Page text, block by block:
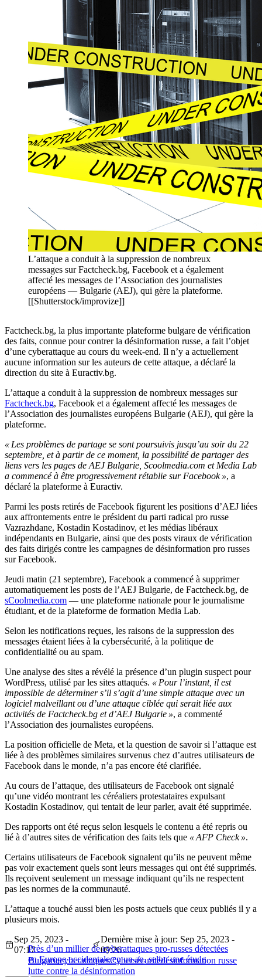
L’attaque a conduit à la suppression de nombreux
messages sur Factcheck.bg, Facebook et a également
affecté les messages de l’Association des journalistes
européens — Bulgarie (AEJ), qui gère la plateforme.
[[Shutterstock/improvize]]
Factcheck.bg, la plus importante plateforme bulgare de vérification
des faits, connue pour contrer la désinformation russe, a fait l’objet
d’une cyberattaque au cours du week-end. Il n’y a actuellement
aucune information sur les auteurs de cette attaque, a déclaré la
direction du site à Euractiv.bg.
L’attaque a conduit à la suppression de nombreux messages sur
Factcheck.bg, Facebook et a également affecté les messages de
l’Association des journalistes européens Bulgarie (AEJ), qui gère la
plateforme.
« Les problèmes de partage se sont poursuivis jusqu’au soir du 22
septembre, et à partir de ce moment, la possibilité de partager des
liens vers les pages de AEJ Bulgarie, Scoolmedia.com et Media Lab
a commencé à être progressivement rétablie sur Facebook », a
déclaré la plateforme à Euractiv.
Parmi les posts retirés de Facebook figurent les positions d’AEJ liées
aux affrontements entre le président du parti radical pro russe
Vazrazhdane, Kostadin Kostadinov, et les médias libéraux
indépendants en Bulgarie, ainsi que des posts viraux de vérification
des faits dirigés contre les campagnes de désinformation pro russes
sur Facebook.
Jeudi matin (21 septembre), Facebook a commencé à supprimer
automatiquement les posts de l’AEJ Bulgarie, de Factcheck.bg, de
sCoolmedia.com — une plateforme nationale pour le journalisme
étudiant, et de la plateforme de formation Media Lab.
Selon les notifications reçues, les raisons de la suppression des
messages étaient liées à la cybersécurité, à la politique de
confidentialité ou au spam.
Une analyse des sites a révélé la présence d’un plugin suspect pour
WordPress, utilisé par les sites attaqués. « Pour l’instant, il est
impossible de déterminer s’il s’agit d’une simple attaque avec un
logiciel malveillant ou d’une attaque ciblée qui serait liée aux
activités de Factcheck.bg et d’AEJ Bulgarie », a commenté
l’Association des journalistes européens.
La position officielle de Meta, et la question de savoir si l’attaque est
liée à des problèmes similaires survenus chez d’autres utilisateurs de
Facebook dans le monde, n’a pas encore été clarifiée.
Au cours de l’attaque, des utilisateurs de Facebook ont signalé
qu’une vidéo montrant les céréaliers protestataires expulsant
Kostadin Kostadinov, qui tentait de leur parler, avait été supprimée.
Des rapports ont été reçus selon lesquels le contenu a été repris ou
lié à d’autres sites de vérification des faits tels que « AFP Check ».
Certains utilisateurs de Facebook signalent qu’ils ne peuvent même
pas voir exactement quels sont leurs messages qui ont été supprimés.
Ils reçoivent seulement un message indiquant qu’ils ne respectent
pas les normes de la communauté.
L’attaque a touché aussi bien les posts actuels que ceux publiés il y a
plusieurs mois.
Près d’un millier de cyberattaques pro-russes détectées
en Europe occidentale en un an, selon une étude
Sep 25, 2023 -
07:17
Dernière mise à jour: Sep 25, 2023 -
09:26
BulgariecyberattaquesCybersécuritédésinformation russe
lutte contre la désinformation